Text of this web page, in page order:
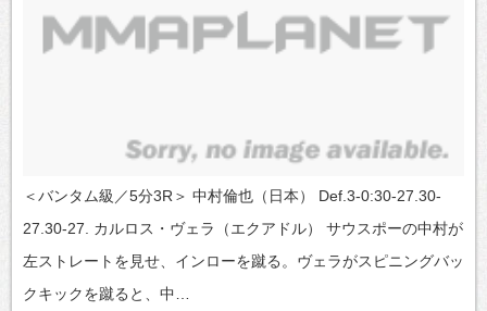
＜バンタム級／5分3R＞ 中村倫也（日本） Def.3-0:30-27.30-
27.30-27. カルロス・ヴェラ（エクアドル） サウスポーの中村が
左ストレートを見せ、インローを蹴る。ヴェラがスピニングバッ
クキックを蹴ると、中…